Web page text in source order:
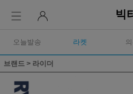
빅
오늘발송 라켓
브랜드 > 라이더